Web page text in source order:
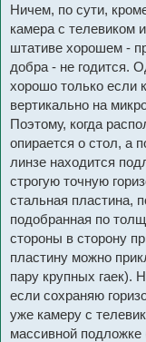
о
б
щ
е
и
Ничем, по сути,
камера с телевиком
штативе хорошем -
добра - не годится.
хорошо только если
вертикально на
Поэтому, когда
опирается о стол, а
линзе находится
строгую точную
стальная пластина,
подобранная по
стороны в сторону
пластину можно
пару крупных гаек).
если сохраняю
уже камеру с
массивной подложке